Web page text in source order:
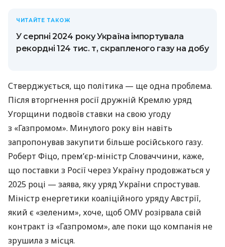
ЧИТАЙТЕ ТАКОЖ
У серпні 2024 року Україна імпортувала
рекордні 124 тис. т, скрапленого газу на добу
Стверджується, що політика — ще одна проблема.
Після вторгнення росії дружній Кремлю уряд
Угорщини подвоїв ставки на свою угоду
з «Газпромом». Минулого року він навіть
запропонував закупити більше російського газу.
Роберт Фіцо, прем’єр-міністр Словаччини, каже,
що поставки з Росії через Україну продовжаться у
2025 році — заява, яку уряд України спростував.
Міністр енергетики коаліційного уряду Австрії,
який є «зеленим», хоче, щоб OMV розірвала свій
контракт із «Газпромом», але поки що компанія не
зрушила з місця.